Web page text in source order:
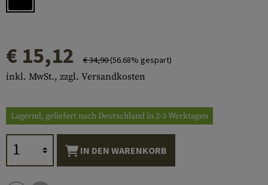
€ 15,12 € 34,90(56.68% gespart)
inkl. MwSt., zzgl. Versandkosten
Lagernd, geliefert nach Deutschland in 2-3 Werktagen
IN DEN WARENKORB